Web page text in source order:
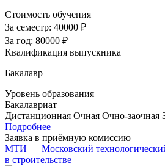
Стоимость обучения
За семестр: 40000 ₽
За год: 80000 ₽
Квалификация выпускника
Бакалавр
Уровень образования
Бакалавриат
Дистанционная Очная Очно-заочная
Подробнее
Заявка в приёмную комиссию
МТИ — Московский
в строительстве